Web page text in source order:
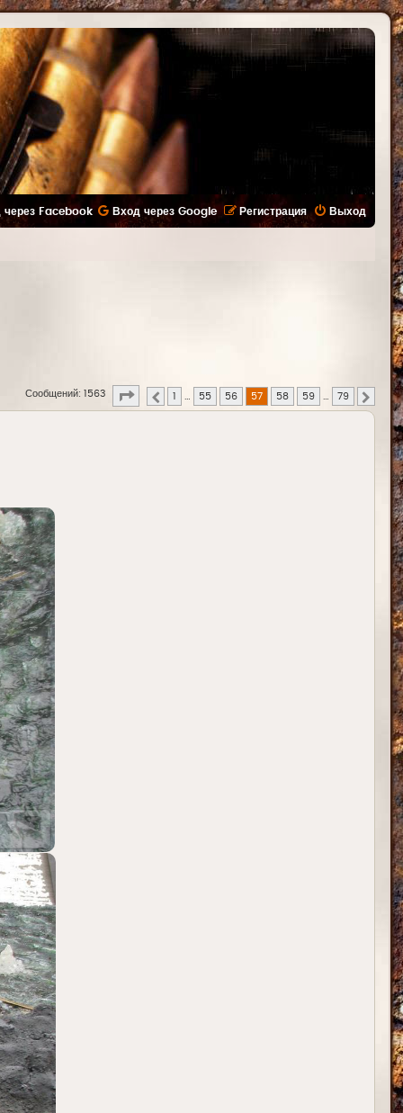
Выход
Регистрация
через Facebook Вход через Google
Сообщений: 1563 Страница из
1 55 56 57 58 59 79 След.